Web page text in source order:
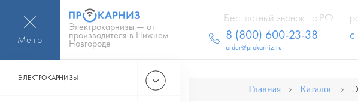
Меню
Электрокарнизы — от
производителя в Нижнем
Новгороде
Бесплатный звонок по РФ
8 (800) 600-23-38
order@prokarniz.ru
ЭЛЕКТРОКАРНИЗЫ
Главная Каталог